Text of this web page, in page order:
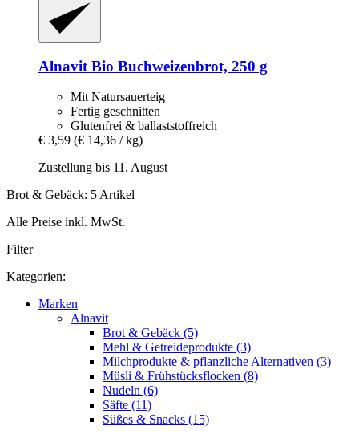
Alnavit Bio Buchweizenbrot, 250 g
Mit Natursauerteig
Fertig geschnitten
Glutenfrei & ballaststoffreich
€ 3,59 (€ 14,36 / kg)
Zustellung bis 11. August
Brot & Gebäck: 5 Artikel
Alle Preise inkl. MwSt.
Filter
Kategorien:
Marken
Alnavit
Brot & Gebäck (5)
Mehl & Getreideprodukte (3)
Milchprodukte & pflanzliche Alternativen (3)
Müsli & Frühstücksflocken (8)
Nudeln (6)
Säfte (11)
Süßes & Snacks (15)